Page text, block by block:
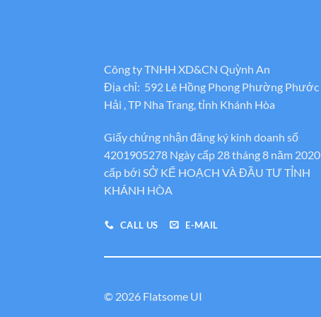
Công ty TNHH XD&CN Quỳnh An
Địa chỉ: 592 Lê Hồng Phong Phường Phước
Hải , TP Nha Trang, tỉnh Khánh Hòa
Giấy chứng nhận đăng ký kinh doanh số
4201905278 Ngày cấp 28 tháng 8 năm 2020
cấp bới SỞ KẾ HOẠCH VÀ ĐẦU TƯ TỈNH
KHÁNH HÒA
CALL US E-MAIL
© 2026 Flatsome UI